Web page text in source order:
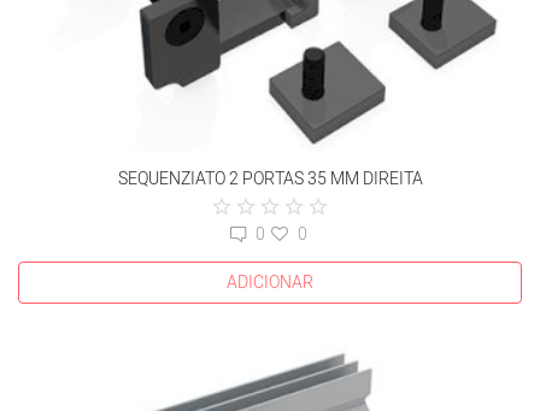
SEQUENZIATO 2 PORTAS 35 MM DIREITA
0
0
ADICIONAR